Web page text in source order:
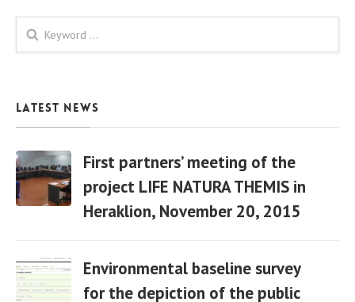
Search form
Latest News
First partners’ meeting of the
project LIFE NATURA THEMIS in
Heraklion, November 20, 2015
Environmental baseline survey
for the depiction of the public